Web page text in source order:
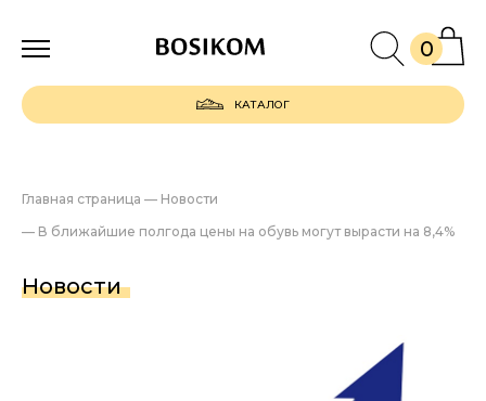
КАТАЛОГ
0
Главная страница — Новости
— В ближайшие полгода цены на обувь могут вырасти на 8,4%
Новости